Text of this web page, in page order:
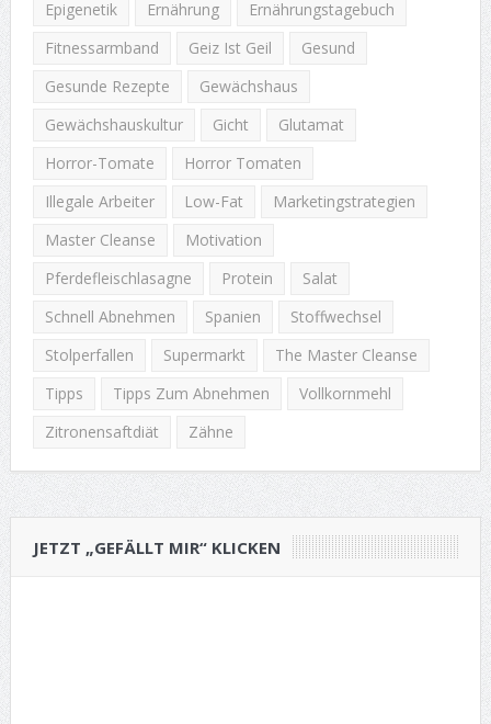
Epigenetik
Ernährung
Ernährungstagebuch
Fitnessarmband
Geiz Ist Geil
Gesund
Gesunde Rezepte
Gewächshaus
Gewächshauskultur
Gicht
Glutamat
Horror-Tomate
Horror Tomaten
Illegale Arbeiter
Low-Fat
Marketingstrategien
Master Cleanse
Motivation
Pferdefleischlasagne
Protein
Salat
Schnell Abnehmen
Spanien
Stoffwechsel
Stolperfallen
Supermarkt
The Master Cleanse
Tipps
Tipps Zum Abnehmen
Vollkornmehl
Zitronensaftdiät
Zähne
JETZT „GEFÄLLT MIR“ KLICKEN